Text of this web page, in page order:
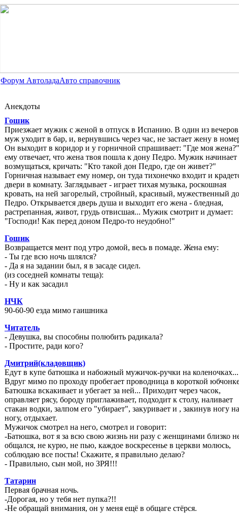
Форум АвтоладаАвто справочник
Анекдоты
Гошик
Приезжает мужик с женой в отпуск в Испанию. В один из вечеров
муж уходит в бар, и, вернувшись через час, не застает жену в
Он выходит в коридор и у горничной спрашивает: "Где моя
ему отвечает, что жена твоя пошла к дону Педро. Мужик начинает
возмущаться, кричать: "Кто такой дон Педро, где он живет?"
Горничная называет ему номер, он туда тихонечко входит и
двери в комнату. Заглядывает - играет тихая музыка, роскошная
кровать, на ней загорелый, стройный, красивый, мужественный
Педро. Открывается дверь душа и выходит его жена - бледная,
растрепанная, живот, грудь отвисшая... Мужик смотрит и думает:
"Господи! Как перед доном Педро-то неудобно!"
Гошик
Возвращается мент под утро домой, весь в помаде. Жена ему:
- Ты где всю ночь шлялся?
- Да я на задании был, я в засаде сидел.
(из соседней комнаты теща):
- Ну и как засадил
НЧК
90-60-90 езда мимо гаишника
Читатель
- Девушка, вы способны полюбить радикала?
- Простите, ради кого?
Дмитрий(кладовщик)
Едут в купе батюшка и набожный мужичок-ручки на коленочках...
Вдруг мимо по проходу пробегает проводница в короткой
Батюшка вскакивает и убегает за ней... Приходит через часок,
оправляет рясу, бороду приглаживает, подходит к столу, наливает
стакан водки, залпом его "убирает", закуривает и , закинув ногу на
ногу, отдыхает.
Мужичок смотрел на него, смотрел и говорит:
-Батюшка, вот я за всю свою жизнь ни разу с женщинами близко
общался, не курю, не пью, каждое воскресенье в церкви молюсь,
соблюдаю все посты! Скажите, я правильно делаю?
- Правильно, сын мой, но ЗРЯ!!!
Татарин
Первая брачная ночь.
-Дорогая, но у тебя нет пупка?!!
-Не обращай внимания, он у меня ещё в общаге стёрся.